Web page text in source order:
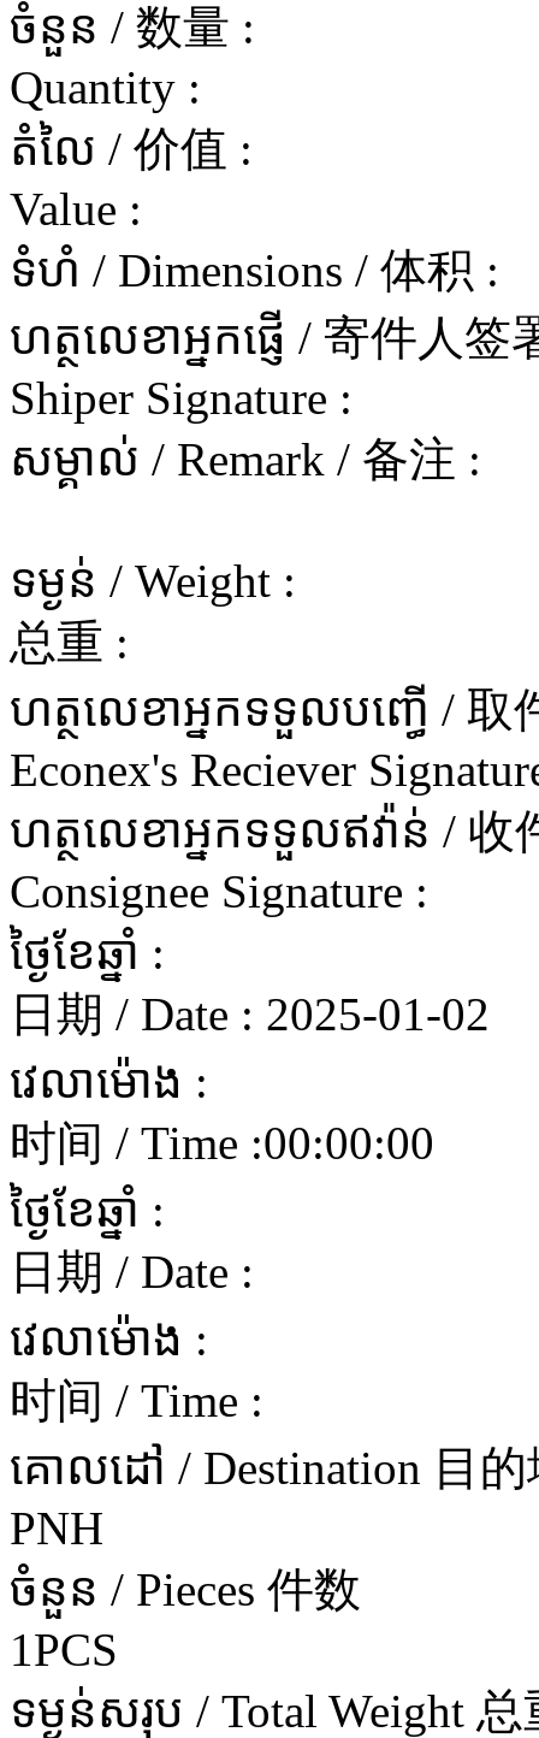
ចំនួន / 数量 :
Quantity :
តំលៃ / 价值 :
Value :
ទំហំ / Dimensions / 体积 :
ហត្ថលេខាអ្នកផ្ញើ / 寄件人
Shiper Signature :
សម្គាល់ / Remark / 备注 :
ទម្ងន់ / Weight :
总重 :
ហត្ថលេខាអ្នកទទួលបញ្ធើ / 取
Econex's Reciever
ហត្ថលេខាអ្នកទទួលឥវ៉ាន់ /
Consignee Signature :
ថ្ងៃខែឆ្នាំ :
日期 / Date : 2025-01-02
វេលាម៉ោង :
时间 / Time :00:00:00
ថ្ងៃខែឆ្នាំ :
日期 / Date :
វេលាម៉ោង :
时间 / Time :
គោលដៅ / Destination 目的
PNH
ចំនួន / Pieces 件数
1PCS
ទម្ងន់សរុប / Total Weight 总